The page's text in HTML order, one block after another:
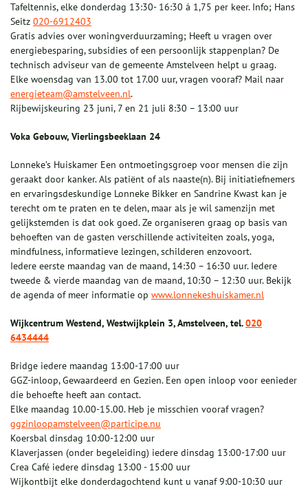
Tafeltennis, elke donderdag 13:30- 16:30 á 1,75 per keer. Info; Hans
Seitz 020-6912403
Gratis advies over woningverduurzaming; Heeft u vragen over
energiebesparing, subsidies of een persoonlijk stappenplan? De
technisch adviseur van de gemeente Amstelveen helpt u graag.
Elke woensdag van 13.00 tot 17.00 uur, vragen vooraf? Mail naar
energieteam@amstelveen.nl.
Rijbewijskeuring 23 juni, 7 en 21 juli 8:30 – 13:00 uur
Voka Gebouw, Vierlingsbeeklaan 24
Lonneke’s Huiskamer Een ontmoetingsgroep voor mensen die zijn
geraakt door kanker. Als patiënt of als naaste(n). Bij initiatiefnemers
en ervaringsdeskundige Lonneke Bikker en Sandrine Kwast kan je
terecht om te praten en te delen, maar als je wil samenzijn met
gelijkstemden is dat ook goed. Ze organiseren graag op basis van
behoeften van de gasten verschillende activiteiten zoals, yoga,
mindfulness, informatieve lezingen, schilderen enzovoort.
Iedere eerste maandag van de maand, 14:30 – 16:30 uur. Iedere
tweede & vierde maandag van de maand, 10:30 – 12:30 uur. Bekijk
de agenda of meer informatie op www.lonnekeshuiskamer.nl
Wijkcentrum Westend, Westwijkplein 3, Amstelveen, tel.020
6434444
Bridge iedere maandag 13:00-17:00 uur
GGZ-inloop, Gewaardeerd en Gezien. Een open inloop voor eenieder
die behoefte heeft aan contact.
Elke maandag 10.00-15.00. Heb je misschien vooraf vragen?
ggzinloopamstelveen@participe.nu
Koersbal dinsdag 10:00-12:00 uur
Klaverjassen (onder begeleiding) iedere dinsdag 13:00-17:00 uur
Crea Café iedere dinsdag 13:00 - 15:00 uur
Wijkontbijt elke donderdagochtend kunt u vanaf 9:00-10:30 uur